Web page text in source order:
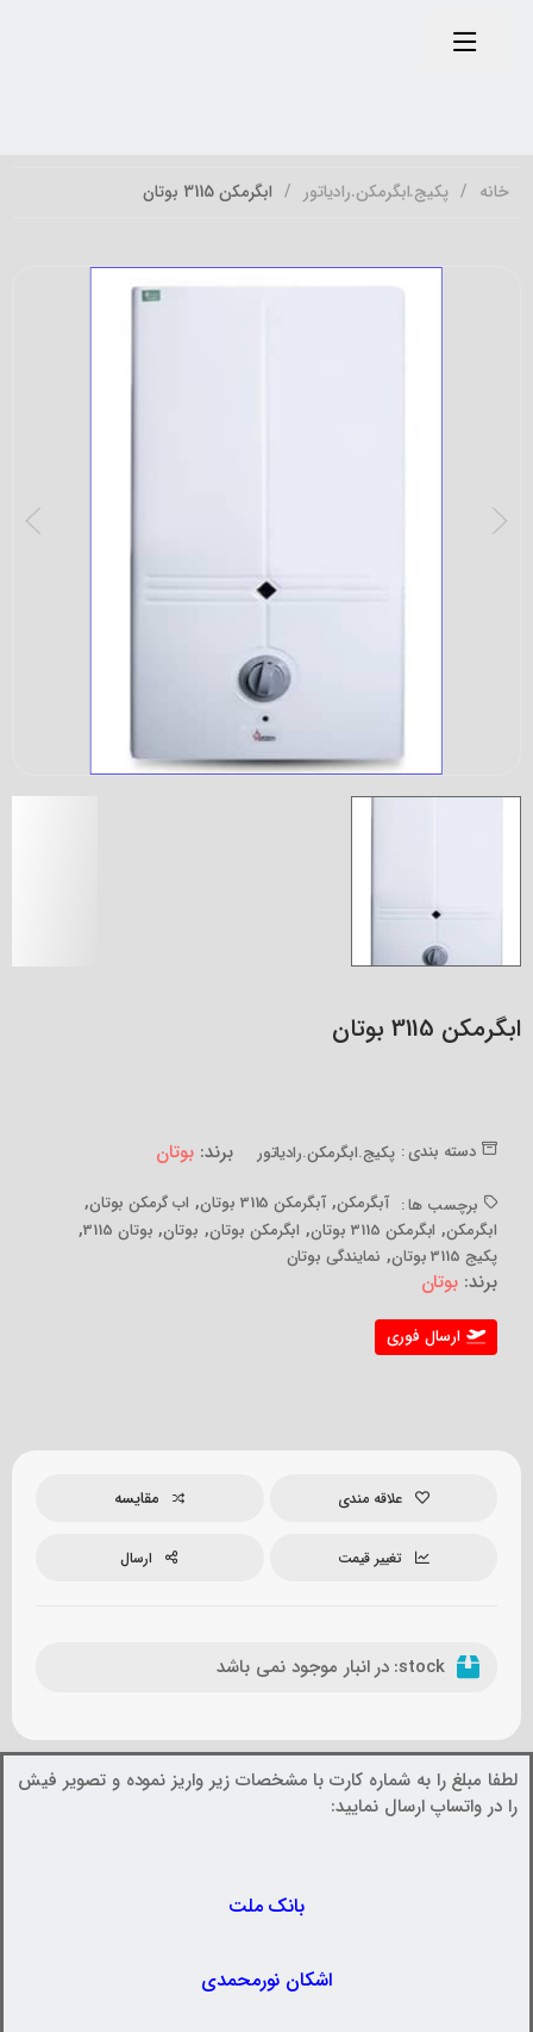
خانه پکیج.ابگرمکن.رادیاتور ابگرمکن 3115 بوتان
ابگرمکن 3115 بوتان
دسته بندی : پکیج.ابگرمکن.رادیاتور برند:بوتان
برچسب ها : آبگرمکن,آبگرمکن 3115 بوتان , اب گرمکن بوتان,
ابگرمکن, ابگرمکن 3115 بوتان , ابگرمکن بوتان, بوتان, بوتان 3115 ,
پکیج 3115 بوتان , نمایندگی بوتان
برند: بوتان
ارسال فوری
علاقه مندی مقایسه
تغییر قیمت ارسال
stock: در انبار موجود نمی باشد
لطفا مبلغ را به شماره کارت با مشخصات زیر واریز نموده و تصویر فیش
را در واتساپ ارسال نمایید:
بانک ملت
اشکان نورمحمدی